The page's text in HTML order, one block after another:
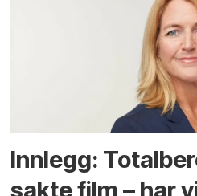
Innlegg:
sakte film – har